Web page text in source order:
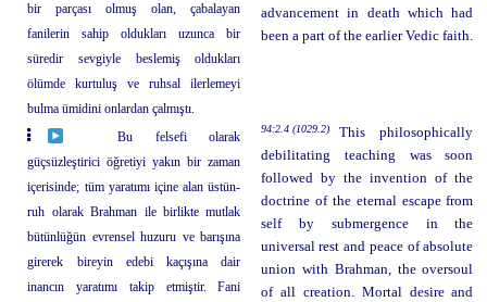
bir parçası olmuş olan, çabalayan
fanilerin sahip oldukları uzunca bir
süredir sevgiyle beslemiş oldukları
ölümde kurtuluş ve ruhsal ilerlemeyi
bulma ümidini onlardan çalmıştı.
advancement in death which had
been a part of the earlier Vedic faith.
Bu felsefi olarak
güçsüzleştirici öğretiyi yakın bir zaman
içerisinde; tüm yaratımı içine alan üstün-
ruh olarak Brahman ile birlikte mutlak
bütünlüğün evrensel huzuru ve barışına
girerek bireyin edebi kaçışına dair
inancın yaratımı takip etmiştir. Fani
94:2.4 (1029.2)
This philosophically
debilitating teaching was soon
followed by the invention of the
doctrine of the eternal escape from
self by submergence in the
universal rest and peace of absolute
union with Brahman, the oversoul
of all creation. Mortal desire and